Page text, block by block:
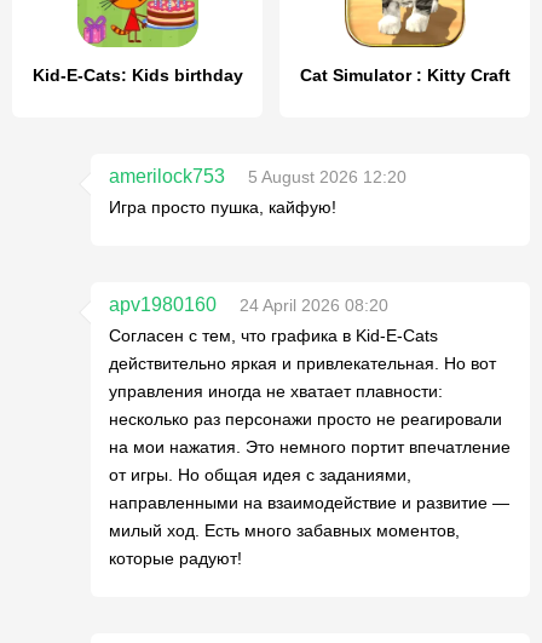
Kid-E-Cats: Kids birthday Cat Simulator : Kitty Craft
amerilock753
5 August 2026 12:20
Игра просто пушка, кайфую!
apv1980160
24 April 2026 08:20
Согласен с тем, что графика в Kid-E-Cats
действительно яркая и привлекательная. Но вот
управления иногда не хватает плавности:
несколько раз персонажи просто не реагировали
на мои нажатия. Это немного портит впечатление
от игры. Но общая идея с заданиями,
направленными на взаимодействие и развитие —
милый ход. Есть много забавных моментов,
которые радуют!